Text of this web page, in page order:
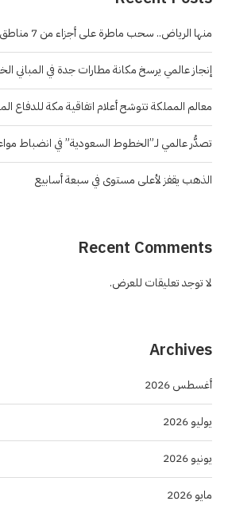
منها الرياض.. سحب ماطرة على أجزاء من 7 مناطق
إنجاز عالمي يرسخ مكانة مطارات جدة في المباني
معالم المملكة تتوشح أعلام اتفاقية مكة للدفاع
تصدُّر عالمي لـ”الخطوط السعودية” في انضباط
الذهب يقفز لأعلى مستوى في سبعة أسابيع
Recent Comments
لا توجد تعليقات للعرض.
Archives
أغسطس 2026
يوليو 2026
يونيو 2026
مايو 2026